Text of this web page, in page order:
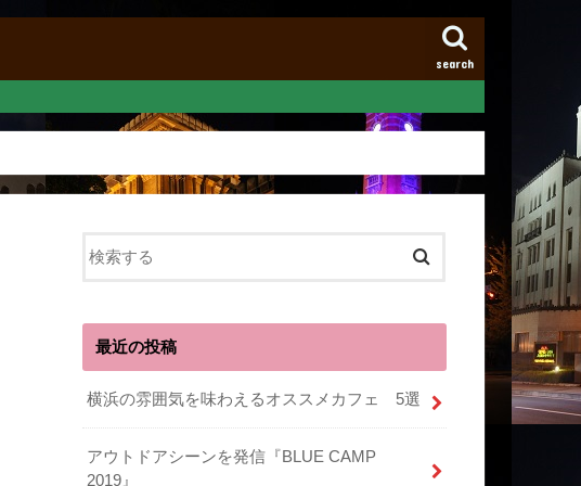
search
最近の投稿
横浜の雰囲気を味わえるオススメカフェ 5選
アウトドアシーンを発信『BLUE CAMP
2019』